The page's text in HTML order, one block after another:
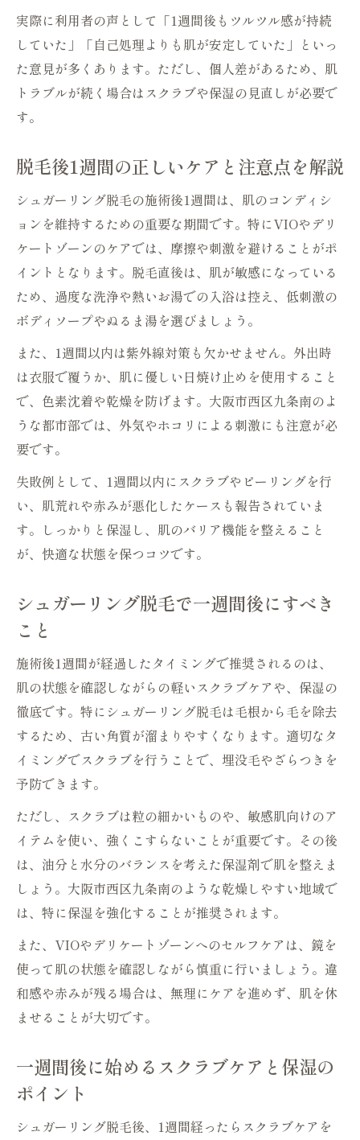
実際に利用者の声として「1週間後もツルツル感が持続
していた」「自己処理よりも肌が安定していた」といっ
た意見が多くあります。ただし、個人差があるため、肌
トラブルが続く場合はスクラブや保湿の見直しが必要で
す。
脱毛後1週間の正しいケアと注意点を解説
シュガーリング脱毛の施術後1週間は、肌のコンディシ
ョンを維持するための重要な期間です。特にVIOやデリ
ケートゾーンのケアでは、摩擦や刺激を避けることがポ
イントとなります。脱毛直後は、肌が敏感になっている
ため、過度な洗浄や熱いお湯での入浴は控え、低刺激の
ボディソープやぬるま湯を選びましょう。
また、1週間以内は紫外線対策も欠かせません。外出時
は衣服で覆うか、肌に優しい日焼け止めを使用すること
で、色素沈着や乾燥を防げます。大阪市西区九条南のよ
うな都市部では、外気やホコリによる刺激にも注意が必
要です。
失敗例として、1週間以内にスクラブやピーリングを行
い、肌荒れや赤みが悪化したケースも報告されていま
す。しっかりと保湿し、肌のバリア機能を整えること
が、快適な状態を保つコツです。
シュガーリング脱毛で一週間後にすべき
こと
施術後1週間が経過したタイミングで推奨されるのは、
肌の状態を確認しながらの軽いスクラブケアや、保湿の
徹底です。特にシュガーリング脱毛は毛根から毛を除去
するため、古い角質が溜まりやすくなります。適切なタ
イミングでスクラブを行うことで、埋没毛やざらつきを
予防できます。
ただし、スクラブは粒の細かいものや、敏感肌向けのア
イテムを使い、強くこすらないことが重要です。その後
は、油分と水分のバランスを考えた保湿剤で肌を整えま
しょう。大阪市西区九条南のような乾燥しやすい地域で
は、特に保湿を強化することが推奨されます。
また、VIOやデリケートゾーンへのセルフケアは、鏡を
使って肌の状態を確認しながら慎重に行いましょう。違
和感や赤みが残る場合は、無理にケアを進めず、肌を休
ませることが大切です。
一週間後に始めるスクラブケアと保湿の
ポイント
シュガーリング脱毛後、1週間経ったらスクラブケアを